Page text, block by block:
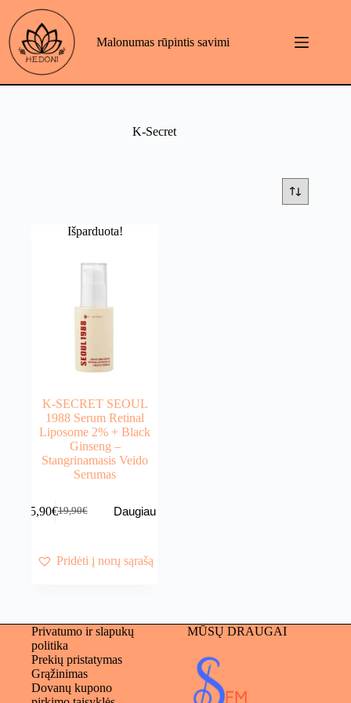
content
Malonumas rūpintis savimi
K-Secret
Išparduota!
K-SECRET SEOUL
1988 Serum Retinal
Liposome 2% + Black
Ginseng –
Stangrinamasis Veido
Serumas
19,90€
Original
19,90€.
15,90€Current
15,90€.
Daugiau
Pridėti į norų sąrašą
Privatumo ir slapukų
politika
Prekių pristatymas
Grąžinimas
Dovanų kupono
MŪSŲ DRAUGAI